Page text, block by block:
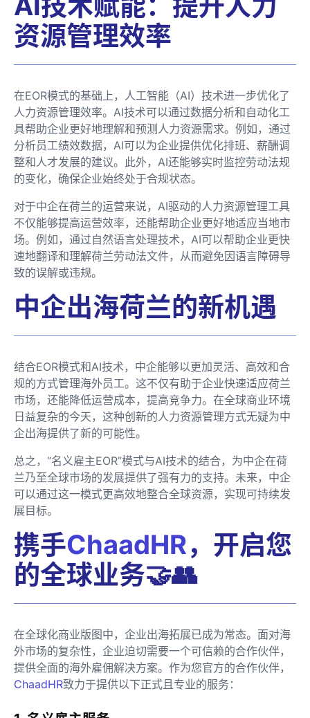
资源管理效率
在EOR模式的基础上，人工智能（AI）技术进一步优化了
人力资源管理效率。AI技术可以通过数据分析和自动化工
具帮助企业更好地理解和预测人力资源需求。例如，通过
分析员工绩效数据，AI可以为企业提供优化排班、薪酬调
整和人才发展的建议。此外，AI还能够实时监控劳动法规
的变化，确保企业始终处于合规状态。
对于中企在荷兰的运营来说，AI驱动的人力资源管理工具
不仅能够提高运营效率，还能帮助企业更好地适应当地市
场。例如，通过自然语言处理技术，AI可以帮助企业更快
速地翻译和理解荷兰劳动法文件，从而避免因语言障碍导
致的误解或违规。
中企出海荷兰的新机遇
结合EOR模式和AI技术，中企能够以更加灵活、高效和合
规的方式管理海外员工。这不仅有助于企业快速适应荷兰
市场，还能降低运营成本，提高竞争力。在全球商业环境
日益复杂的今天，这种创新的人力资源管理方式无疑为中
企出海提供了新的可能性。
总之，“名义雇主EOR”模式与AI技术的结合，为中企在荷
兰乃至全球市场的发展提供了强有力的支持。未来，中企
可以通过这一模式更高效地整合全球资源，实现可持续发
展目标。
携手ChaadHR，开启您
的全球业务🤝👥
在全球化商业版图中，企业出海拓展已成为常态。面对海
外市场的复杂性，企业迫切需要一个可信赖的合作伙伴，
提供全面的海外雇佣解决方案。作为您官方的合作伙伴，
ChaadHR致力于提供以下正式且专业的服务：